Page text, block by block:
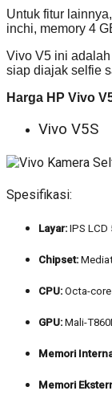
Untuk fitur
inchi, memory 4
Vivo V5 ini
siap diajak selfie
Harga HP Vivo
Vivo V5S
Spesifikasi:
Layar: IPS LCD
Chipset:
CPU: Octa-
GPU: Mali-
Memori
Memori